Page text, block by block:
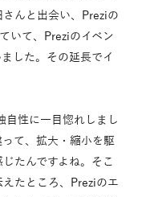
んと出会い、Preziの
いて、Preziのイベン
した。その延長でイ
自性に一目惚れしまし
て、拡大・縮小を駆
たんですよね。そこ
たところ、Preziのエ